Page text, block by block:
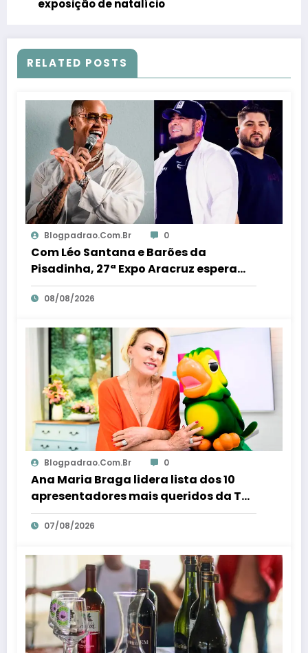
exposição de natalício
RELATED POSTS
Blogpadrao.com.br 0
Com Léo Santana e Barões da
Pisadinha, 27ª Expo Aracruz espera
receber 80 milénio visitantes por dia –
Em Dia ES
08/08/2026
Blogpadrao.com.br 0
Ana Maria Braga lidera lista dos 10
apresentadores mais queridos da TV;
veja ranking – Em Dia ES
07/08/2026